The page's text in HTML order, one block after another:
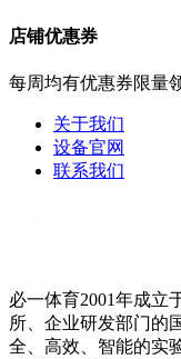
店铺优惠券
每周均有优惠券限量
关于我们
设备官网
联系我们
必一体育2001年成立
所、企业研发部门的
全、高效、智能的实